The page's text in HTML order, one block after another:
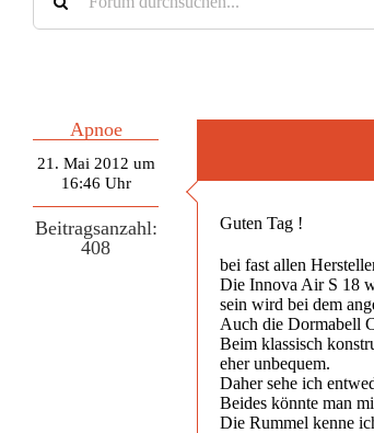
Apnoe
21. Mai 2012 um
16:46 Uhr
Beitragsanzahl:
408
Guten Tag !
bei fast allen
Die Innova Air S 18
sein wird bei dem
Auch die Dormabell
Beim klassisch
eher unbequem.
Daher sehe ich
Beides könnte man
Die Rummel kenne